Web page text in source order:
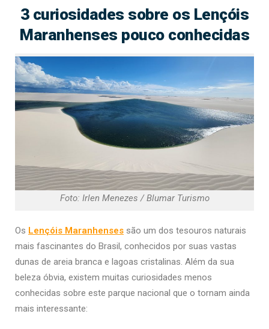
3 curiosidades sobre os Lençóis
Maranhenses pouco conhecidas
Foto: Irlen Menezes / Blumar Turismo
Os Lençóis Maranhenses são um dos tesouros naturais
mais fascinantes do Brasil, conhecidos por suas vastas
dunas de areia branca e lagoas cristalinas. Além da sua
beleza óbvia, existem muitas curiosidades menos
conhecidas sobre este parque nacional que o tornam ainda
mais interessante: